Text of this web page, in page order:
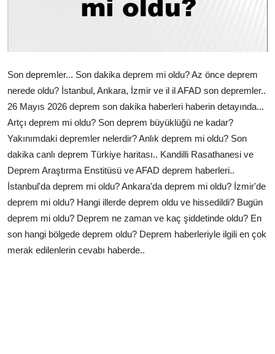
Son depremler... Son dakika deprem mi oldu? Az önce deprem
nerede oldu? İstanbul, Ankara, İzmir ve il il AFAD son depremler..
26 Mayıs 2026 deprem son dakika haberleri haberin detayında...
Artçı deprem mi oldu? Son deprem büyüklüğü ne kadar?
Yakınımdaki depremler nelerdir? Anlık deprem mi oldu? Son
dakika canlı deprem Türkiye haritası.. Kandilli Rasathanesi ve
Deprem Araştırma Enstitüsü ve AFAD deprem haberleri..
İstanbul'da deprem mi oldu? Ankara'da deprem mi oldu? İzmir'de
deprem mi oldu? Hangi illerde deprem oldu ve hissedildi? Bugün
deprem mi oldu? Deprem ne zaman ve kaç şiddetinde oldu? En
son hangi bölgede deprem oldu? Deprem haberleriyle ilgili en çok
merak edilenlerin cevabı haberde..